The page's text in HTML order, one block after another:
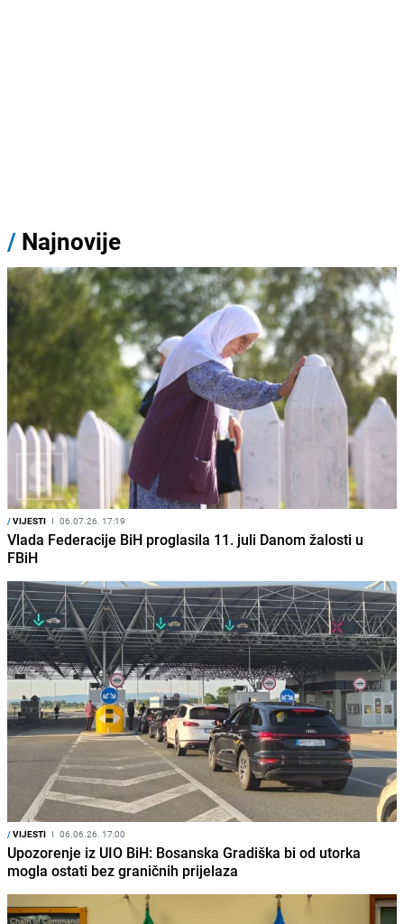
/ Najnovije
/VIJESTI I 06.07.26. 17:19
Vlada Federacije BiH proglasila 11. juli Danom žalosti u
FBiH
/VIJESTI I 06.06.26. 17:00
Upozorenje iz UIO BiH: Bosanska Gradiška bi od utorka
mogla ostati bez graničnih prijelaza